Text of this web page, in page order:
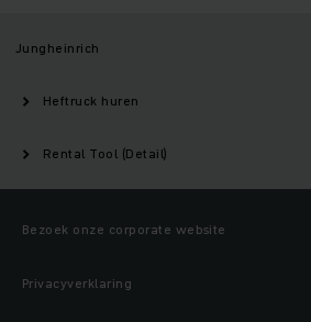
Jungheinrich
Heftruck huren
Rental Tool (Detail)
Bezoek onze corporate website
Privacyverklaring